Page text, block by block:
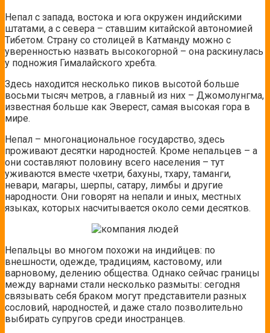
Непал с запада, востока и юга окружен индийскими
штатами, а с севера – ставшим китайской автономией
Тибетом. Страну со столицей в Катманду можно с
уверенностью назвать высокогорной – она раскинулась
у подножия Гималайского хребта.
Здесь находится несколько пиков высотой больше
восьми тысяч метров, а главный из них – Джомолунгма,
известная больше как Эверест, самая высокая гора в
мире.
Непал – многонациональное государство, здесь
проживают десятки народностей. Кроме непальцев – а
они составляют половину всего населения – тут
уживаются вместе чхетри, бахуны, тхару, таманги,
невари, магары, шерпы, сатару, лимбы и другие
народности. Они говорят на непали и иных, местных
языках, которых насчитывается около семи десятков.
Непальцы во многом похожи на индийцев: по
внешности, одежде, традициям, кастовому, или
варновому, делению общества. Однако сейчас границы
между варнами стали несколько размыты: сегодня
связывать себя браком могут представители разных
сословий, народностей, и даже стало позволительно
выбирать супругов среди иностранцев.